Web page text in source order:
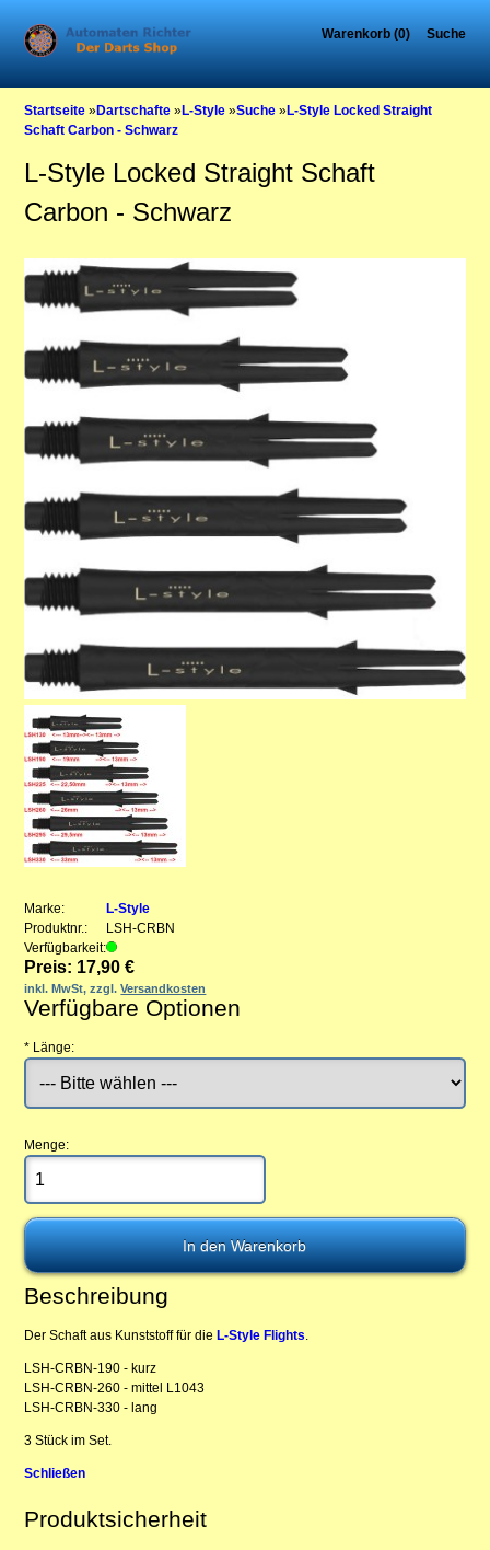
Warenkorb (0) Suche
Startseite »Dartschafte »L-Style »Suche »L-Style Locked Straight
Schaft Carbon - Schwarz
L-Style Locked Straight Schaft
Carbon - Schwarz
Marke:
L-Style
Produktnr.:
LSH-CRBN
Verfügbarkeit:
Preis: 17,90 €
inkl. MwSt, zzgl.Versandkosten
Verfügbare Optionen
* Länge:
Menge:
Beschreibung
Der Schaft aus Kunststoff für die L-Style Flights.
LSH-CRBN-190 - kurz
LSH-CRBN-260 - mittel L1043
LSH-CRBN-330 - lang
3 Stück im Set.
Schließen
Produktsicherheit